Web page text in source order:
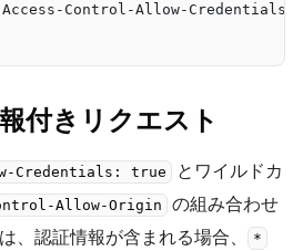
Control-Allow-
付きリクエスト
Credentials: true
とワイルドカ
Allow-Origin
の組み合わせ
、認証情報が含まれる場合、
*